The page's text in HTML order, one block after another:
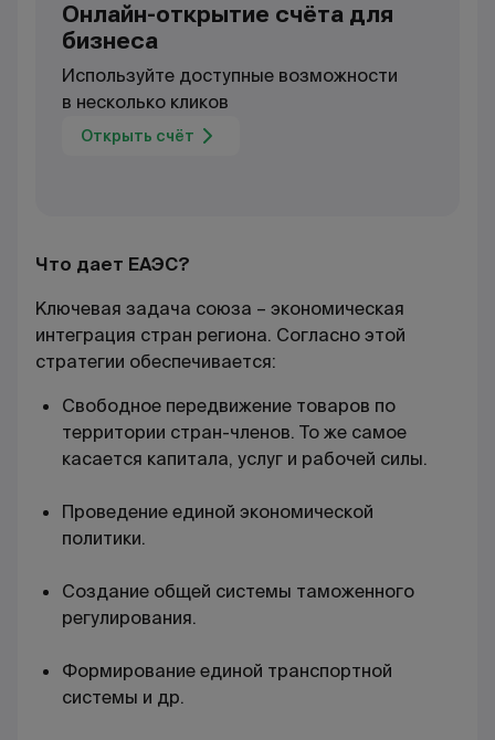
Онлайн-открытие счёта для
бизнеса
Используйте доступные возможности
в несколько кликов
Открыть счёт
Что дает ЕАЭС?
Ключевая задача союза – экономическая
интеграция стран региона. Согласно этой
стратегии обеспечивается:
Свободное передвижение товаров по
территории стран-членов. То же самое
касается капитала, услуг и рабочей силы.
Проведение единой экономической
политики.
Создание общей системы таможенного
регулирования.
Формирование единой транспортной
системы и др.